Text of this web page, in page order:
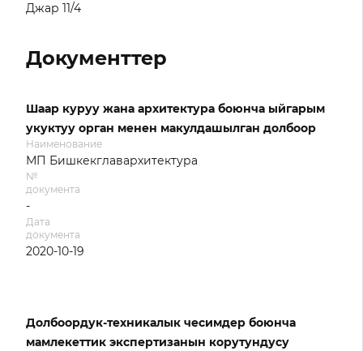
Джар 11/4
Документтер
Шаар куруу жана архитектура боюнча ыйгарым
укуктуу орган менен макулдашылган долбоор
Наименование
МП Бишкекглавархитектура
№
документа
-
Дата
документа
2020-10-19
Долбоордук-техникалык чесимдер боюнча
мамлекеттик экспертизанын корутундусу